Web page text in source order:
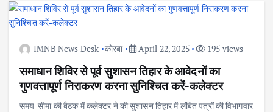
IMNB News Desk कोरबा April 22, 2025 195 views
समाधान शिविर से पूर्व सुशासन तिहार के आवेदनों का
गुणवत्तापूर्ण निराकरण करना सुनिश्चित करें-कलेक्टर
समय-सीमा की बैठक में कलेक्टर ने की सुशासन तिहार में लंबित पत्रों की विभागवार